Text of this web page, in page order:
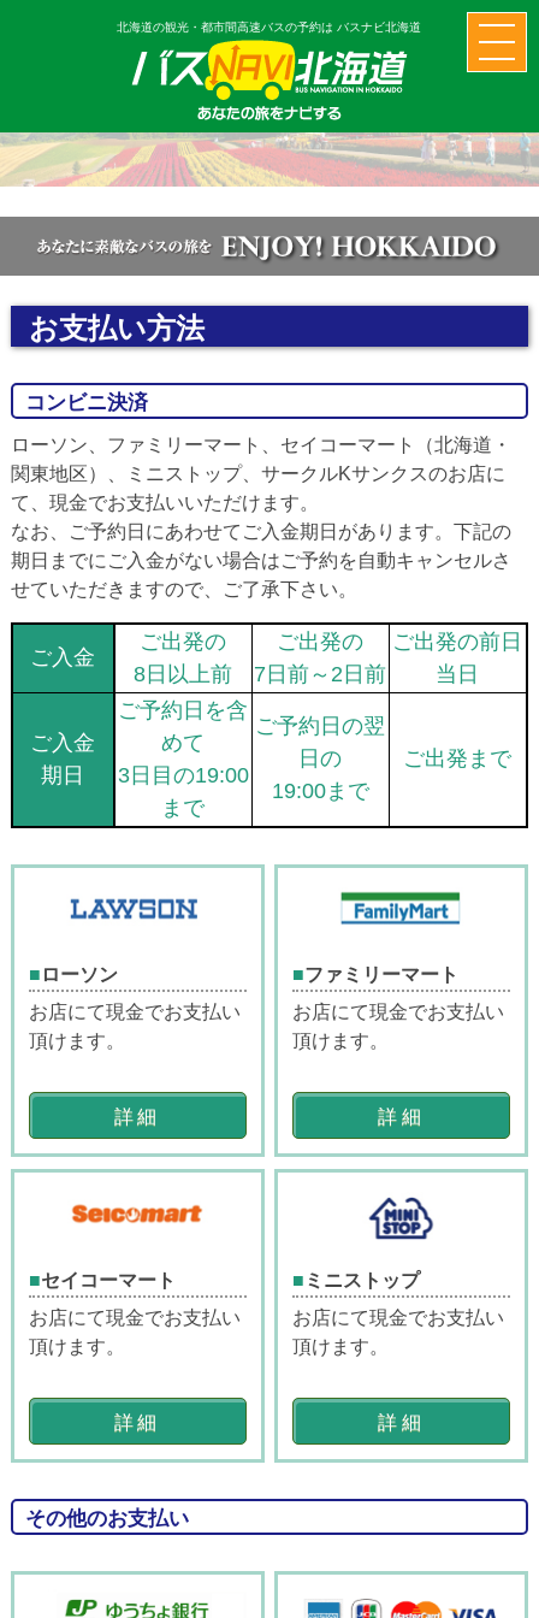
北海道の観光・都市間高速バスの予約は バスナビ北海道
お支払い方法
コンビニ決済
ローソン、ファミリーマート、セイコーマート（北海道・
関東地区）、ミニストップ、サークルKサンクスのお店に
て、現金でお支払いいただけます。
なお、ご予約日にあわせてご入金期日があります。下記の
期日までにご入金がない場合はご予約を自動キャンセルさ
せていただきますので、ご了承下さい。
ご入金
ご出発の
8日以上前
ご出発の
7日前～2日前
ご出発の前日
当日
ご入金
期日
ご予約日を含
めて
3日目の19:00
まで
ご予約日の翌
日の
19:00まで
ご出発まで
ローソン
お店にて現金でお支払い
頂けます。
詳細
ファミリーマート
お店にて現金でお支払い
頂けます。
詳細
セイコーマート
お店にて現金でお支払い
頂けます。
詳細
ミニストップ
お店にて現金でお支払い
頂けます。
詳細
その他のお支払い